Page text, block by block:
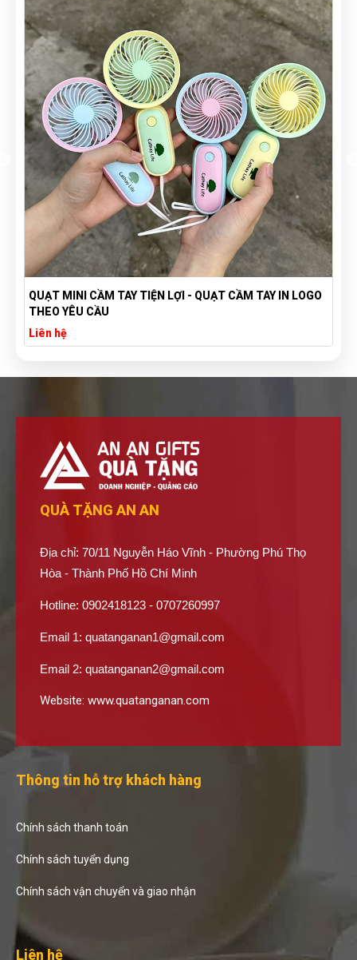
QUẠT MINI CẦM TAY TIỆN LỢI - QUẠT CẦM TAY IN LOGO
THEO YÊU CẦU
Liên hệ
QUÀ TẶNG AN AN
Địa chỉ: 70/11 Nguyễn Háo Vĩnh - Phường Phú Thọ
Hòa - Thành Phố Hồ Chí Minh
Hotline: 0902418123 - 0707260997
Email 1: quatanganan1@gmail.com
Email 2: quatanganan2@gmail.com
Website: www.quatanganan.com
Thông tin hỗ trợ khách hàng
Chính sách thanh toán
Chính sách tuyển dụng
Chính sách vận chuyển và giao nhận
Liên hệ